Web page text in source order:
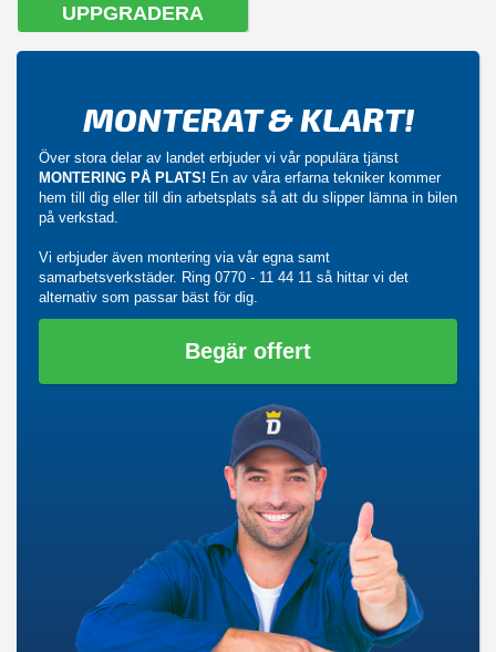
UPPGRADERA
MONTERAT & KLART!
Över stora delar av landet erbjuder vi vår populära tjänst
MONTERING PÅ PLATS! En av våra erfarna tekniker kommer
hem till dig eller till din arbetsplats så att du slipper lämna in bilen
på verkstad.
Vi erbjuder även montering via vår egna samt
samarbetsverkstäder. Ring 0770 - 11 44 11 så hittar vi det
alternativ som passar bäst för dig.
Begär offert